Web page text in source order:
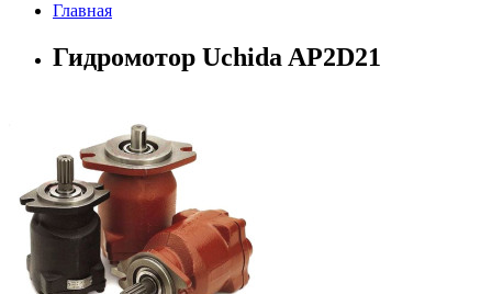
Главная
Гидромотор Uchida AP2D21